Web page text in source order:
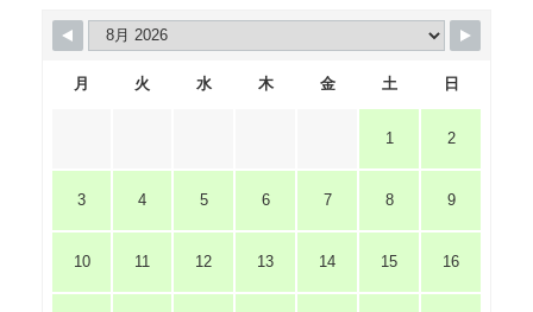
月 火 水 木 金 土 日
1 2
3 4 5 6 7 8 9
10 11 12 13 14 15 16